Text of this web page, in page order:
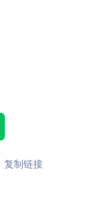
复制链接